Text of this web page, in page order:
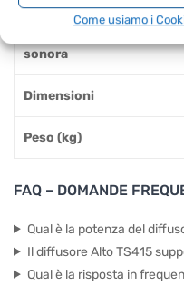
Come usiamo i
Livello massimo di
sonora
Dimensioni
Peso (kg)
FAQ – DOMANDE
Qual è la potenza del
Il diffusore Alto TS415
Qual è la risposta in